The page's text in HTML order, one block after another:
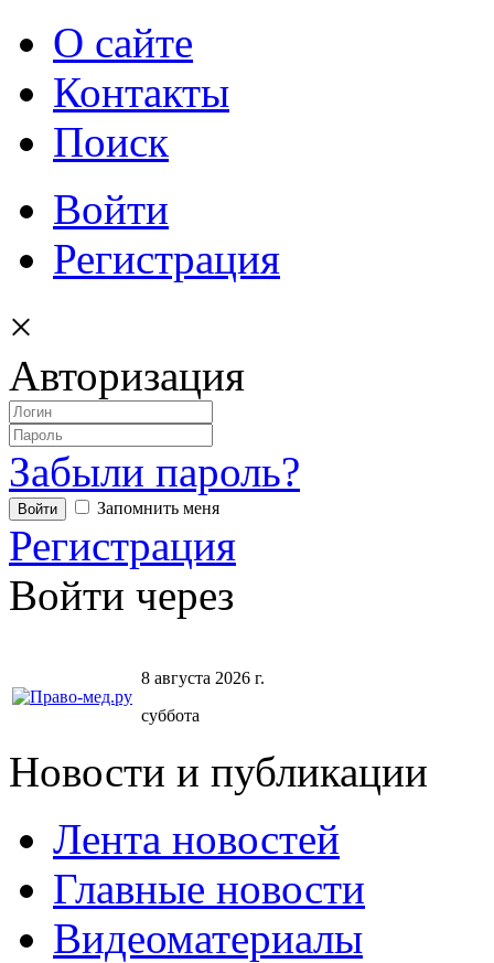
О сайте
Контакты
Поиск
Войти
Регистрация
×
Авторизация
Забыли пароль?
Запомнить меня
Регистрация
Войти через
8 августа 2026 г.
суббота
Новости и публикации
Лента новостей
Главные новости
Видеоматериалы